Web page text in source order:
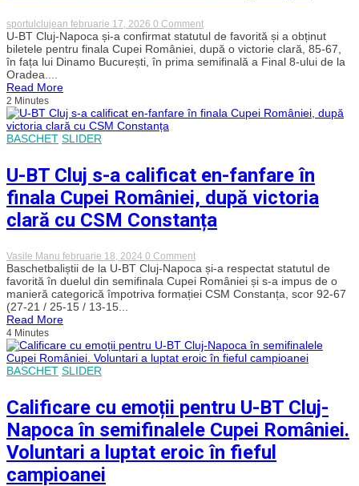
sportulclujean februarie 17, 2026 0 Commenton
U-
BT,
marș
autoritar
României!
impus
categoric
cu
Dinamo
și
nou
în
ultimul
U-BT Cluj-Napoca și-a confirmat statutul de favorită și a obținut
biletele pentru finala Cupei României, după o victorie clară, 85-67,
în fața lui Dinamo București, în prima semifinală a Final 8-ului de la
Oradea....
Read More
2 Minutes
BASCHET SLIDER
U-BT Cluj s-a calificat en-fanfare în
finala Cupei României, după victoria
clară cu CSM Constanța
Vasile Manu februarie 18, 2024 0 Commenton
U-
BT
Cluj
s-
fanfare
în
finala
după
victoria
clară
cu
CSM
Constanța
Baschetbaliștii de la U-BT Cluj-Napoca și-a respectat statutul de
favorită în duelul din semifinala Cupei României și s-a impus de o
manieră categorică împotriva formației CSM Constanța, scor 92-67
(27-21 / 25-15 / 13-15...
Read More
4 Minutes
BASCHET SLIDER
Calificare cu emoții pentru U-BT Cluj-
Napoca în semifinalele Cupei României.
Voluntari a luptat eroic în fieful
campioanei